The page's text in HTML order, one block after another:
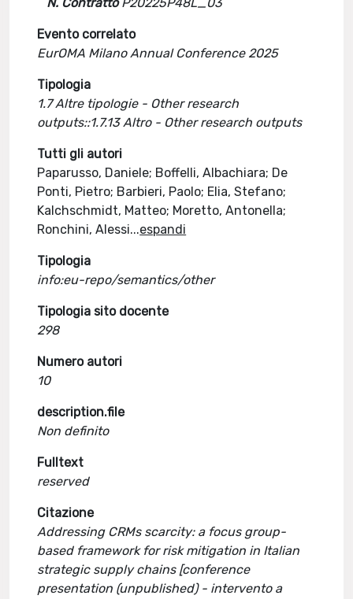
Evento correlato
EurOMA Milano Annual Conference 2025
Tipologia
1.7 Altre tipologie - Other research
outputs::1.7.13 Altro - Other research outputs
Tutti gli autori
Paparusso, Daniele; Boffelli, Albachiara; De
Ponti, Pietro; Barbieri, Paolo; Elia, Stefano;
Kalchschmidt, Matteo; Moretto, Antonella;
Ronchini, Alessi...espandi
Tipologia
info:eu-repo/semantics/other
Tipologia sito docente
298
Numero autori
10
description.file
Non definito
Fulltext
reserved
Citazione
Addressing CRMs scarcity: a focus group-
based framework for risk mitigation in Italian
strategic supply chains [conference
presentation (unpublished) - intervento a